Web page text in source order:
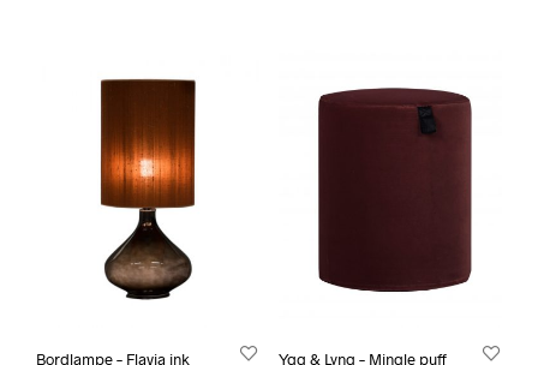
Bordlampe – Flavia ink Ygg & Lyng – Mingle puff